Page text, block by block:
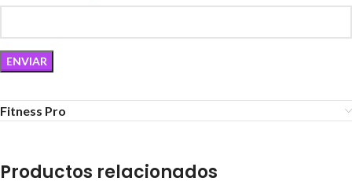
Fitness Pro
Productos relacionados